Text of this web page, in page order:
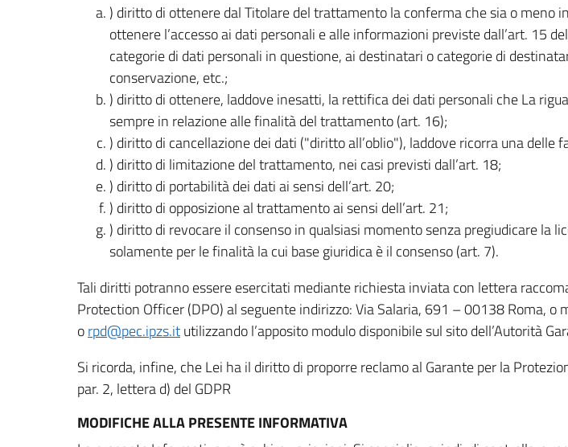
) diritto di ottenere dal Titolare del trattamento la conferma che sia o meno
ottenere l’accesso ai dati personali e alle informazioni previste dall’art. 15
categorie di dati personali in questione, ai destinatari o categorie di
conservazione, etc.;
) diritto di ottenere, laddove inesatti, la rettifica dei dati personali che La
sempre in relazione alle finalità del trattamento (art. 16);
) diritto di cancellazione dei dati ("diritto all’oblio"), laddove ricorra una delle
) diritto di limitazione del trattamento, nei casi previsti dall’art. 18;
) diritto di portabilità dei dati ai sensi dell’art. 20;
) diritto di opposizione al trattamento ai sensi dell’art. 21;
) diritto di revocare il consenso in qualsiasi momento senza pregiudicare la
solamente per le finalità la cui base giuridica è il consenso (art. 7).
Tali diritti potranno essere esercitati mediante richiesta inviata con lettera
Protection Officer (DPO) al seguente indirizzo: Via Salaria, 691 – 00138 Roma,
orpd@pec.ipzs.itutilizzando l’apposito modulo disponibile sul sito dell’Autorità
Si ricorda, infine, che Lei ha il diritto di proporre reclamo al Garante per la
par. 2, lettera d) del GDPR
MODIFICHE ALLA PRESENTE INFORMATIVA